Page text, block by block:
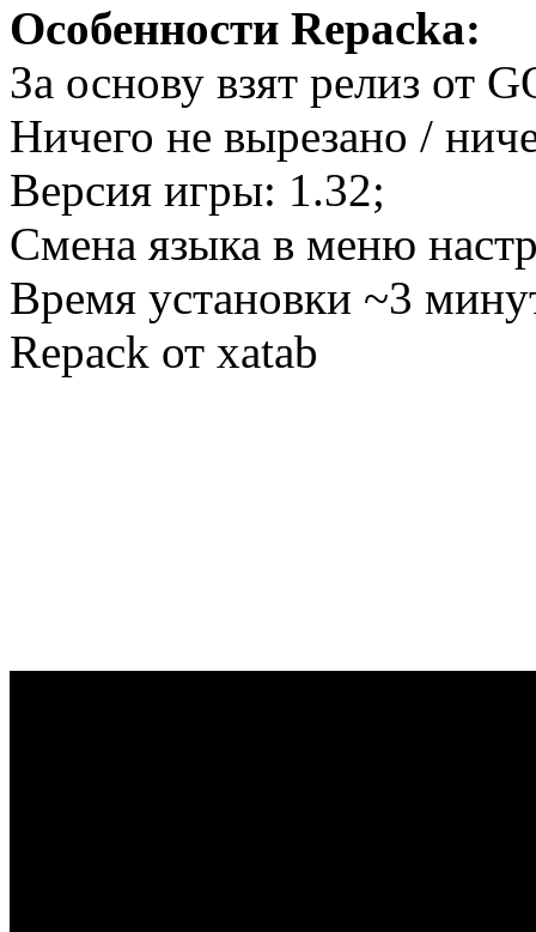
Особенности Repacka:
За основу взят релиз от
Ничего не вырезано /
Версия игры: 1.32;
Смена языка в меню
Время установки ~3
Repack от xatab